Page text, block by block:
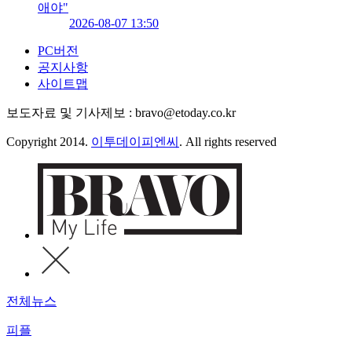
애야"
2026-08-07 13:50
PC버전
공지사항
사이트맵
보도자료 및 기사제보 : bravo@etoday.co.kr
Copyright 2014. 이투데이피엔씨 . All rights reserved
전체뉴스
피플